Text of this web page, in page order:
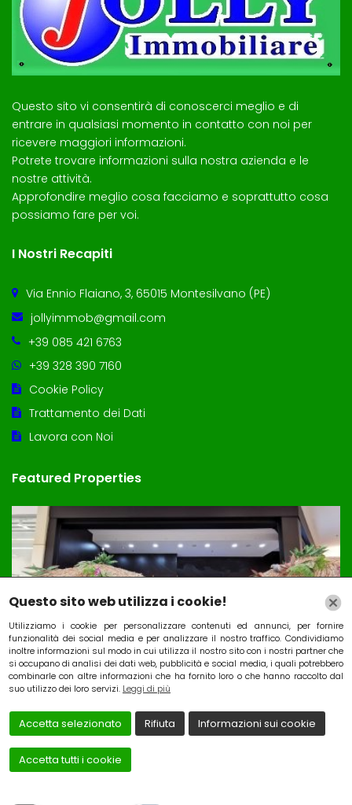
Questo sito vi consentirà di conoscerci meglio e di
entrare in qualsiasi momento in contatto con noi per
ricevere maggiori informazioni.
Potrete trovare informazioni sulla nostra azienda e le
nostre attività.
Approfondire meglio cosa facciamo e soprattutto cosa
possiamo fare per voi.
I Nostri Recapiti
Via Ennio Flaiano, 3, 65015 Montesilvano (PE)
jollyimmob@gmail.com
+39 085 421 6763
+39 328 390 7160
Cookie Policy
Trattamento dei Dati
Lavora con Noi
Featured Properties
Attivita’ Bar e tabacchi
Price on call
Questo sito web utilizza i cookie!
Utilizziamo i cookie per personalizzare contenuti ed annunci, per fornire
funzionalità dei social media e per analizzare il nostro traffico. Condividiamo
inoltre informazioni sul modo in cui utilizza il nostro sito con i nostri partner che
si occupano di analisi dei dati web, pubblicità e social media, i quali potrebbero
combinarle con altre informazioni che ha fornito loro o che hanno raccolto dal
suo utilizzo dei loro servizi. Leggi di più
Accetta selezionato Rifiuta Informazioni sui cookie
Accetta tutti i cookie